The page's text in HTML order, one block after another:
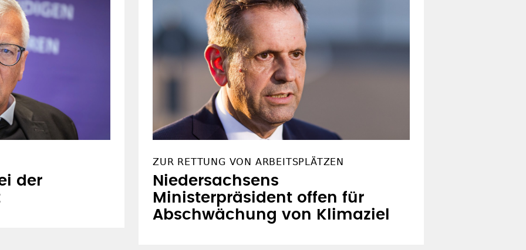
der
ZUR RETTUNG VON ARBEITSPLÄTZEN
Niedersachsens
Ministerpräsident offen für
Abschwächung von Klimaziel